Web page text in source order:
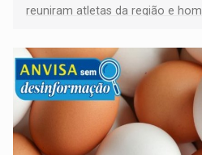
reuniram atletas da região e